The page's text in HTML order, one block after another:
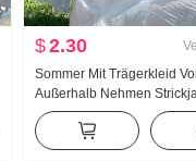
$2.30
Sommer Mit Trägerkleid
Außerhalb Nehmen
Ausführung Frauen
Schal Eis Seide Tüll
Jacke Top